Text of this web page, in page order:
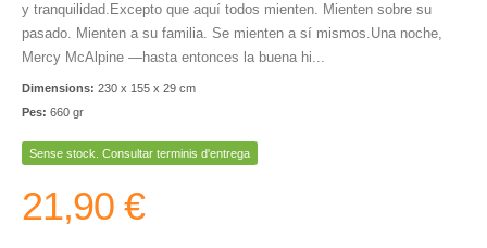
y tranquilidad.Excepto que aquí todos mienten. Mienten sobre su
pasado. Mienten a su familia. Se mienten a sí mismos.Una noche,
Mercy McAlpine —hasta entonces la buena hi...
Dimensions: 230 x 155 x 29 cm
Pes: 660 gr
Sense stock. Consultar terminis d'entrega
21,90 €